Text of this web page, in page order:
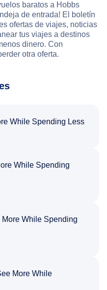
baratos a Hobbs
de entrada! El boletín
ofertas de viajes, noticias
tus viajes a destinos
dinero. Con
otra oferta.
While Spending Less
While Spending
While Spending
More While